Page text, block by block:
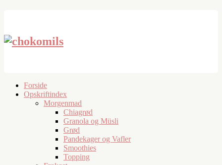
Forside
Opskriftindex
Morgenmad
Chiagrød
Granola og Müsli
Grød
Pandekager og Vafler
Smoothies
Topping